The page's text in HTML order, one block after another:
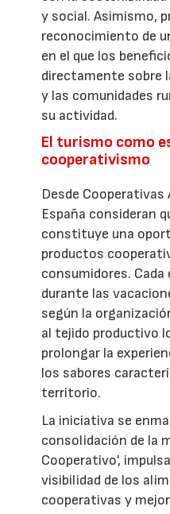
y social. Asimismo,
reconocimiento de
en el que los
directamente sobre
y las comunidades
su actividad.
El turismo como
cooperativismo
Desde
España consideran
constituye una
productos
consumidores. Cada
durante las
según la
al tejido productivo
prolongar la
los sabores
territorio.
La iniciativa se
consolidación de la
Cooperativo',
visibilidad de los
cooperativas y